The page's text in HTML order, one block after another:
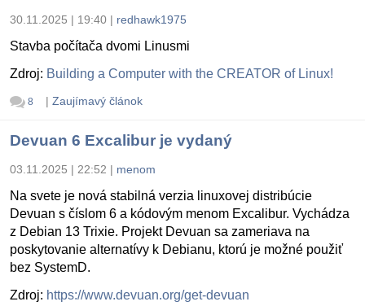
30.11.2025 | 19:40 | redhawk1975
Stavba počítača dvomi Linusmi
Zdroj: Building a Computer with the CREATOR of Linux!
8 | Zaujímavý článok
Devuan 6 Excalibur je vydaný
03.11.2025 | 22:52 | menom
Na svete je nová stabilná verzia linuxovej distribúcie
Devuan s číslom 6 a kódovým menom Excalibur. Vychádza
z Debian 13 Trixie. Projekt Devuan sa zameriava na
poskytovanie alternatívy k Debianu, ktorú je možné použiť
bez SystemD.
Zdroj: https://www.devuan.org/get-devuan